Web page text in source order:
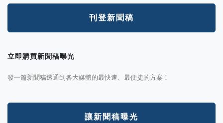
刊登新聞稿
立即購買新聞稿曝光
發一篇新聞稿透通到各大媒體的最快速、最便捷的方案！
讓新聞稿曝光